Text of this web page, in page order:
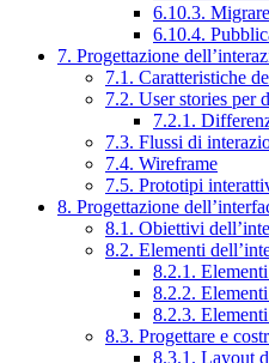
6.10.3.
6.10.4.
7. Progettazione
7.1. Caratteristiche
7.2. User stories per
7.2.1.
7.3. Flussi di
7.4. Wireframe
7.5. Prototipi
8. Progettazione
8.1. Obiettivi
8.2. Elementi
8.2.1.
8.2.2.
8.2.3.
8.3. Progettare e
8.3.1. Layout